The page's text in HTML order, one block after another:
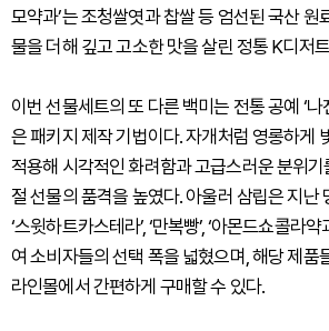
모약과’는 조청쌀엿과 찹쌀 등 엄선된 국산 원
물을 더해 깊고 고소한 맛을 살린 정통 K디저
이번 선물세트의 또 다른 백미는 전통 공예 ‘나
은 패키지 제작 기법이다. 자개처럼 영롱하게
적용해 시각적인 화려함과 고급스러운 분위
절 선물의 품격을 높였다. 아울러 삼립은 지난
‘스윗하트카스테라’, ‘만복빵’, ‘아몬드쇼콜라
여 소비자들의 선택 폭을 넓혔으며, 해당 제품
라인몰에서 간편하게 구매할 수 있다.